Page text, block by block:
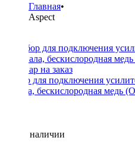
Главная•
Aspect
Набор для подключения
канала, бескислородная медь
Нет в наличии